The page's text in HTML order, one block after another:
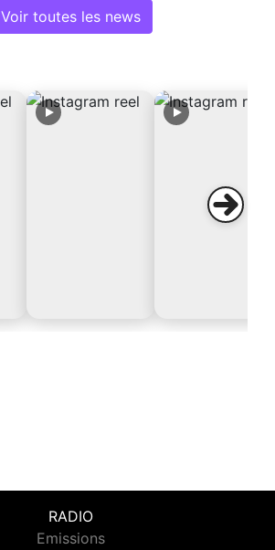
Voir toutes les news
RADIO
Emissions